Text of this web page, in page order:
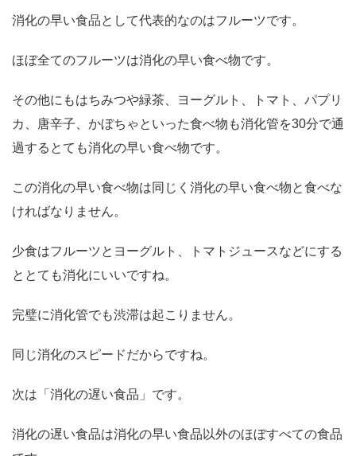
消化の早い食品として代表的なのはフルーツです。
ほぼ全てのフルーツは消化の早い食べ物です。
その他にもはちみつや緑茶、ヨーグルト、トマト、パプリ
カ、唐辛子、かぼちゃといった食べ物も消化管を30分で通
過するとても消化の早い食べ物です。
この消化の早い食べ物は同じく消化の早い食べ物と食べな
ければなりません。
少食はフルーツとヨーグルト、トマトジュースなどにする
ととても消化にいいですね。
完璧に消化管でも渋滞は起こりません。
同じ消化のスピードだからですね。
次は「消化の遅い食品」です。
消化の遅い食品は消化の早い食品以外のほぼすべての食品